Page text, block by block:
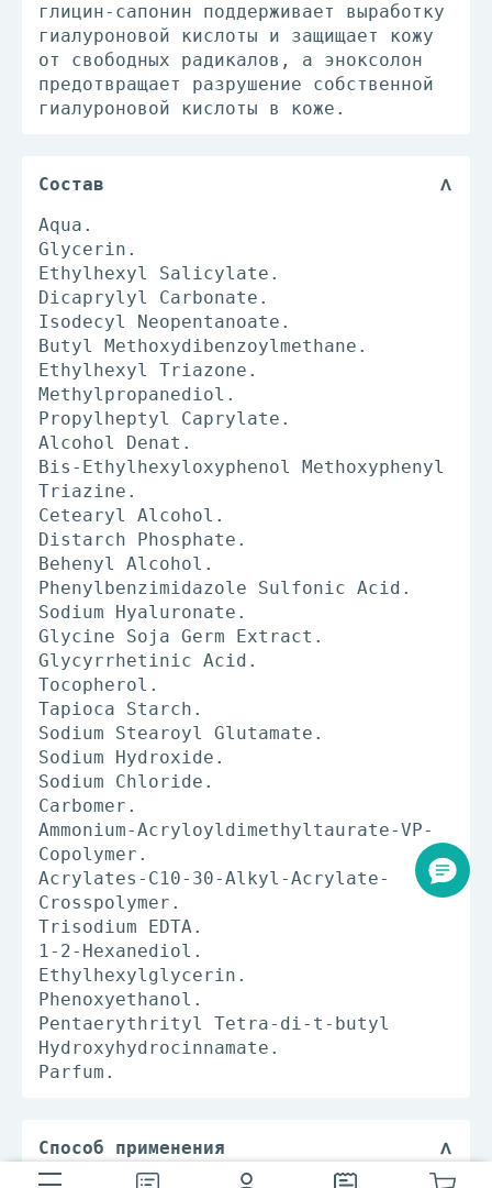
глицин-сапонин поддерживает выработку
гиалуроновой кислоты и защищает кожу
от свободных радикалов, а эноксолон
предотвращает разрушение собственной
гиалуроновой кислоты в коже.
Состав
Aqua.
Glycerin.
Ethylhexyl Salicylate.
Dicaprylyl Carbonate.
Isodecyl Neopentanoate.
Butyl Methoxydibenzoylmethane.
Ethylhexyl Triazone.
Methylpropanediol.
Propylheptyl Caprylate.
Alcohol Denat.
Bis-Ethylhexyloxyphenol Methoxyphenyl
Triazine.
Cetearyl Alcohol.
Distarch Phosphate.
Behenyl Alcohol.
Phenylbenzimidazole Sulfonic Acid.
Sodium Hyaluronate.
Glycine Soja Germ Extract.
Glycyrrhetinic Acid.
Tocopherol.
Tapioca Starch.
Sodium Stearoyl Glutamate.
Sodium Hydroxide.
Sodium Chloride.
Carbomer.
Ammonium-Acryloyldimethyltaurate-VP-
Copolymer.
Acrylates-C10-30-Alkyl-Acrylate-
Crosspolymer.
Trisodium EDTA.
1-2-Hexanediol.
Ethylhexylglycerin.
Phenoxyethanol.
Pentaerythrityl Tetra-di-t-butyl
Hydroxyhydrocinnamate.
Parfum.
Способ применения